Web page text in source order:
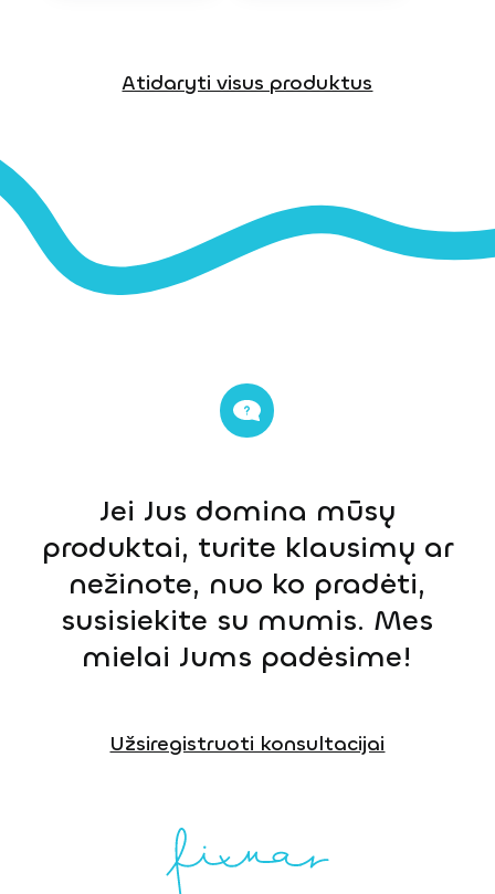
Atidaryti visus produktus
Jei Jus domina mūsų
produktai, turite klausimų ar
nežinote, nuo ko pradėti,
susisiekite su mumis. Mes
mielai Jums padėsime!
Užsiregistruoti konsultacijai